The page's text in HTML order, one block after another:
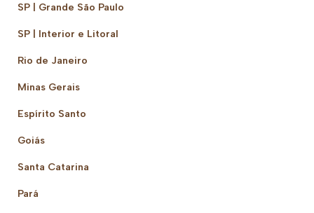
SP | Grande São Paulo
SP | Interior e Litoral
Rio de Janeiro
Minas Gerais
Espírito Santo
Goiás
Santa Catarina
Pará